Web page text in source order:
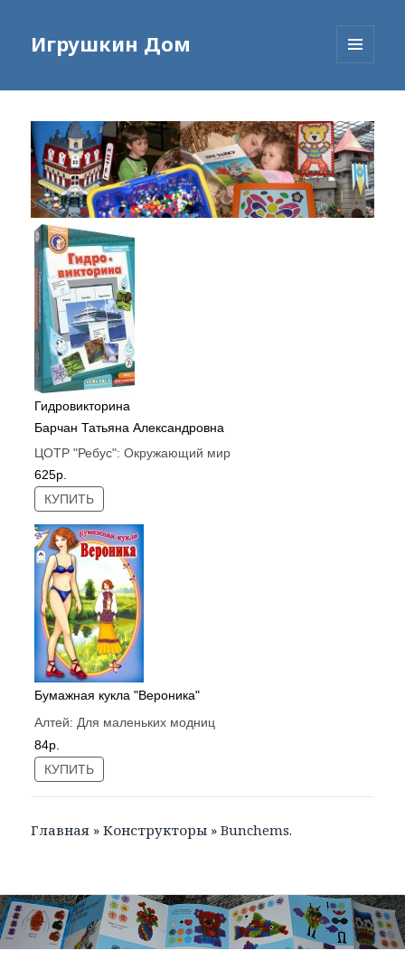
Игрушкин Дом
Гидровикторина
Барчан Татьяна Александровна
ЦОТР "Ребус":Окружающий мир
625р.
КУПИТЬ
Бумажная кукла "Вероника"
Алтей: Для маленьких модниц
84р.
КУПИТЬ
Главная »Конструкторы »Bunchems.